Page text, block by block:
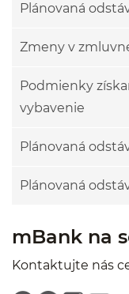
Plánovaná
Zmeny v
Podmienky
vybavenie
Plánovaná
Plánovaná
mBank na
Kontaktujte nás